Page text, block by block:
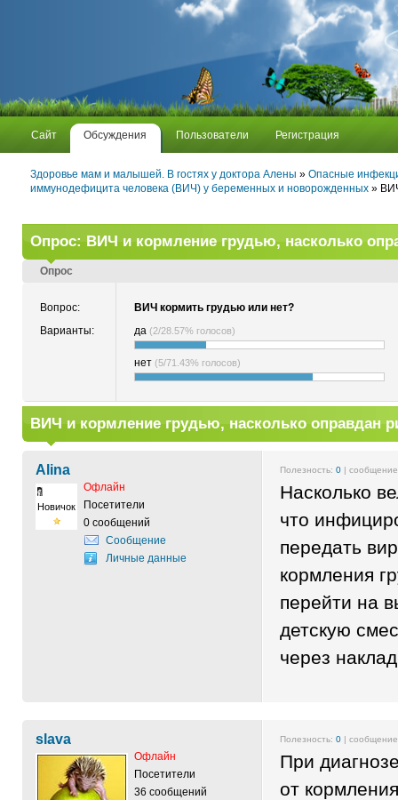
Сайт Обсуждения Пользователи Регистрация
Здоровье мам и малышей. В гостях у доктора Алены » Опасные
иммунодефицита человека (ВИЧ) у беременных и новорожденных »
Опрос: ВИЧ и кормление грудью, насколько
Опрос
Вопрос:
ВИЧ кормить грудью или нет?
Варианты:
да (2/28.57% голосов)
нет (5/71.43% голосов)
ВИЧ и кормление грудью, насколько оправдан
Alina
Новичок
Офлайн
Посетители
0 сообщений
Сообщение
Личные данные
Полезность: 0 |
Насколько
что
передать
кормления
перейти на
детскую
через
slava
Офлайн
Посетители
36 сообщений
Полезность: 0 |
При
от